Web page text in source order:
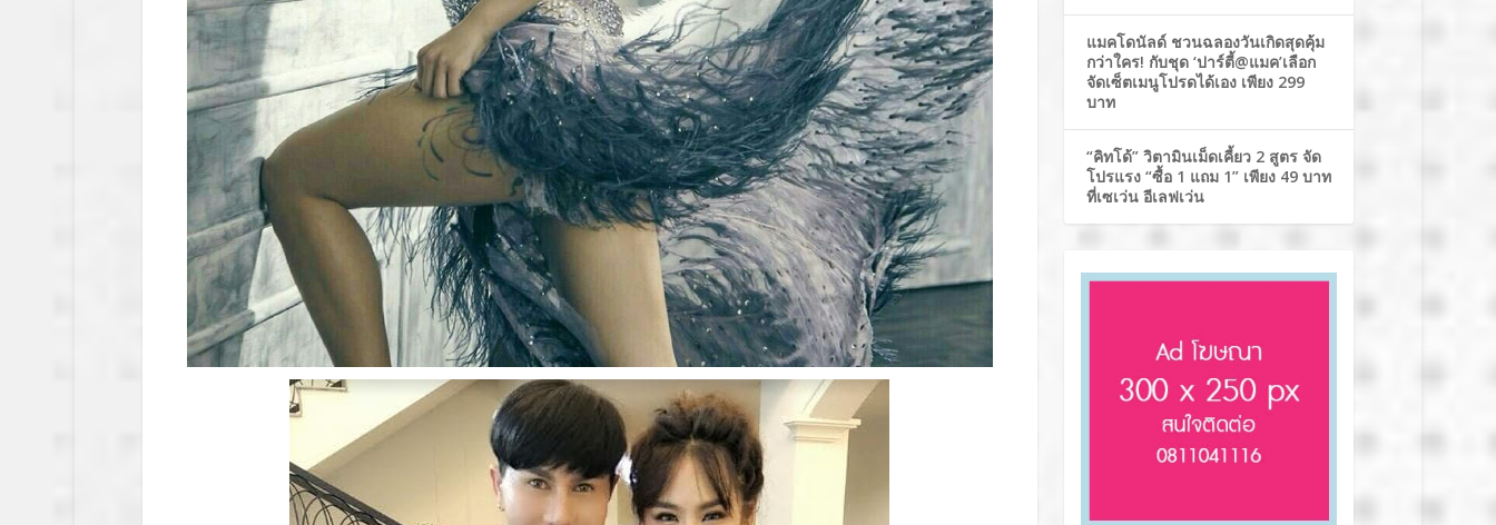
แมคโดนัลด์ ชวนฉลองวันเกิดสุดคุ้ม
กว่าใคร! กับชุด ‘ปาร์ตี้@แมค’เลือก
จัดเซ็ตเมนูโปรดได้เอง เพียง 299
บาท
“คิทโด้” วิตามินเม็ดเคี้ยว 2 สูตร จัด
โปรแรง “ซื้อ 1 แถม 1” เพียง 49 บาท
ที่เซเว่น อีเลฟเว่น